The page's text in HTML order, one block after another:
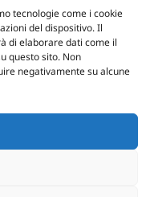
tecnologie come i cookie
del dispositivo. Il
di elaborare dati come il
questo sito. Non
negativamente su alcune